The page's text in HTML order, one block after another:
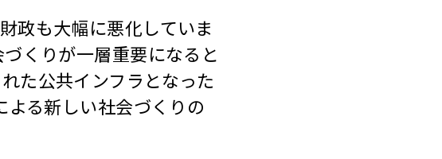
政も大幅に悪化していま
づくりが一層重要になると
た公共インフラとなった
よる新しい社会づくりの